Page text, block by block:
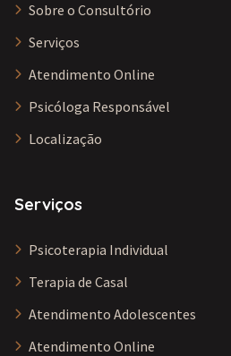
Sobre o Consultório
Serviços
Atendimento Online
Psicóloga Responsável
Localização
Serviços
Psicoterapia Individual
Terapia de Casal
Atendimento Adolescentes
Atendimento Online